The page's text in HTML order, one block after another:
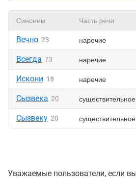
Синоним Часть речи
Вечно 23 наречие
Всегда 73 наречие
Искони 18 наречие
Сызвека 20 существительное
Сызвеку 20 существительное
Уважаемые пользователи, если